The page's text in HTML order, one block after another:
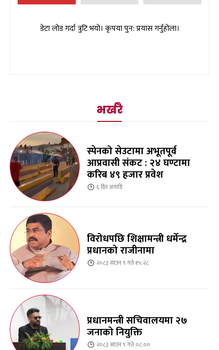
डेटा लोड गर्दा त्रुटि भयो। कृपया पुन: प्रयास गर्नुहोला।
भर्खरै
स्पेनको सेउटामा अभूतपूर्व
आप्रवासी संकट : २४ घण्टामा
करिब ४९ हजार प्रवेश
६ दिनअगाडि
विरोधपछि शिक्षामन्त्री धर्मेन्द्र
प्रधानको राजीनामा
२०८३ साउन ९ गते १५:२८
प्रधानमन्त्री सचिवालयमा २७
जनाको नियुक्ति
२०८३ साउन ९ गते ०८:००